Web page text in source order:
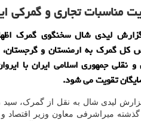
مناسبات تجاری و گمرکی
لیدی شال سخنگوی گمرک
کل گمرک به ارمنستان و گرجستان،
نقلی جمهوری اسلامی ایران با
تقویت می شود.
لیدی شال به نقل از گمرک، سید
گذشته میراشرفی معاون وزیر